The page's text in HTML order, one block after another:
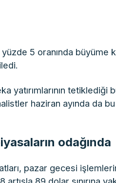
yüzde 5 oranında
yatırımlarının tetiklediği
haziran ayında da
odağında
pazar gecesi